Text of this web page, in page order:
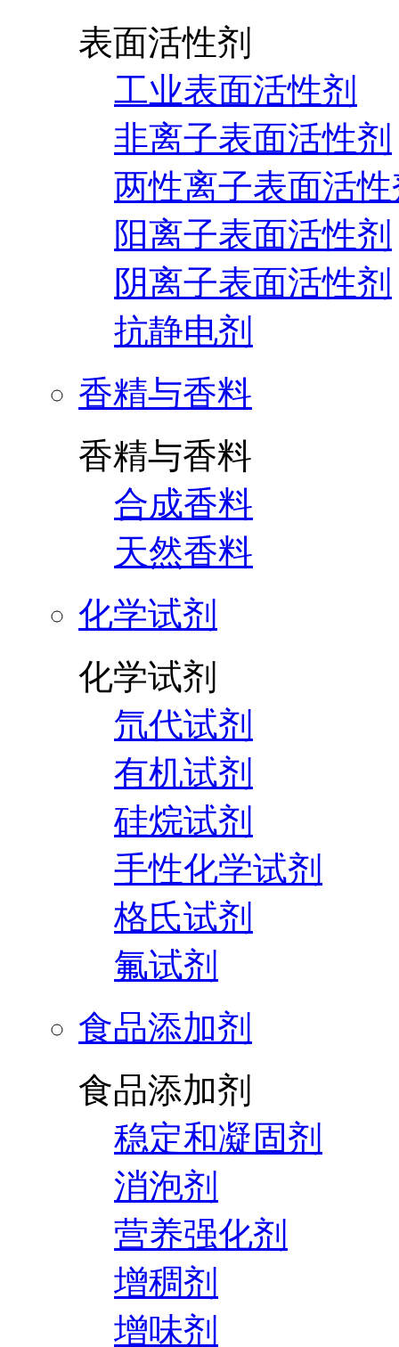
表面活性剂
工业表面活性剂
非离子表面活性剂
两性离子表面活
阳离子表面活性剂
阴离子表面活性剂
抗静电剂
香精与香料
香精与香料
合成香料
天然香料
化学试剂
化学试剂
氘代试剂
有机试剂
硅烷试剂
手性化学试剂
格氏试剂
氟试剂
食品添加剂
食品添加剂
稳定和凝固剂
消泡剂
营养强化剂
增稠剂
增味剂